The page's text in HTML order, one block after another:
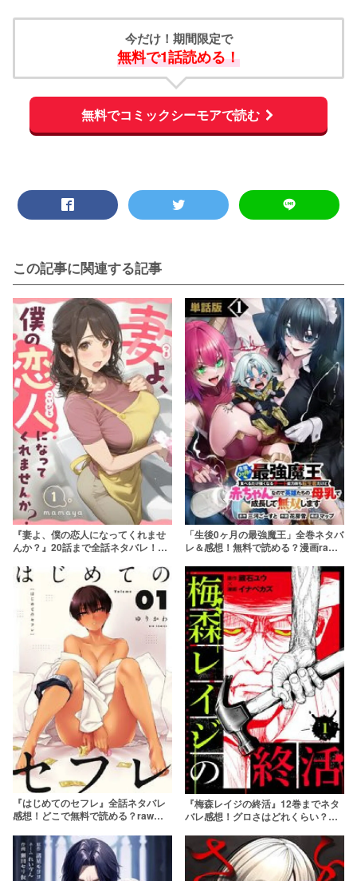
今だけ！期間限定で
無料で1話読める！
無料でコミックシーモアで読む
この記事に関連する記事
『妻よ、僕の恋人になってくれませ
んか？』20話まで全話ネタバレ！
「生後0ヶ月の最強魔王」全巻ネタバ
レ＆感想！無料で読める？漫画raw
『はじめてのセフレ』全話ネタバレ
感想！どこで無料で読める？rawや
『梅森レイジの終活』12巻までネタ
バレ感想！グロさはどれくらい？漫